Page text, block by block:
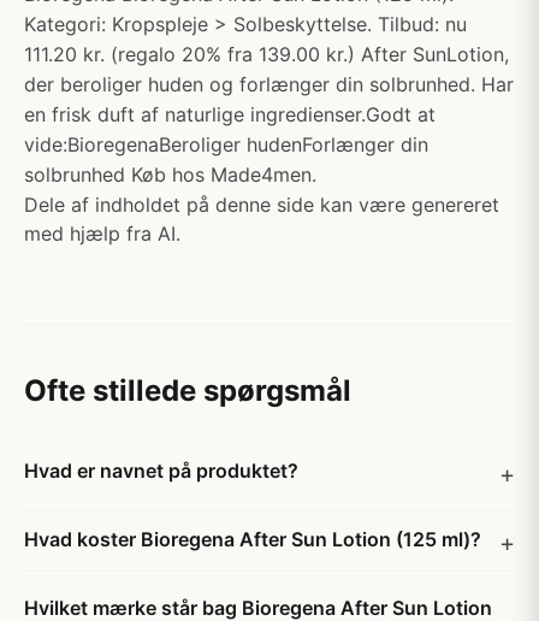
Kategori: Kropspleje > Solbeskyttelse. Tilbud: nu
111.20 kr. (regalo 20% fra 139.00 kr.) After SunLotion,
der beroliger huden og forlænger din solbrunhed. Har
en frisk duft af naturlige ingredienser.Godt at
vide:BioregenaBeroliger hudenForlænger din
solbrunhed Køb hos Made4men.
Dele af indholdet på denne side kan være genereret
med hjælp fra AI.
Ofte stillede spørgsmål
Hvad er navnet på produktet?
Hvad koster Bioregena After Sun Lotion (125 ml)?
Hvilket mærke står bag Bioregena After Sun Lotion